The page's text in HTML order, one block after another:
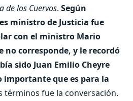
de los Cuervos. Según
ministro de Justicia fue
con el ministro Mario
no corresponde, y le recordó
sido Juan Emilio Cheyre
importante que es para la
términos fue la conversación.